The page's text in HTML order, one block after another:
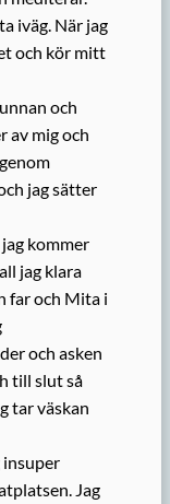
iväg. När jag
och kör mitt
och
av mig och
jag sätter
kommer
jag klara
far och Mita i
och asken
till slut så
tar väskan
insuper
Jag